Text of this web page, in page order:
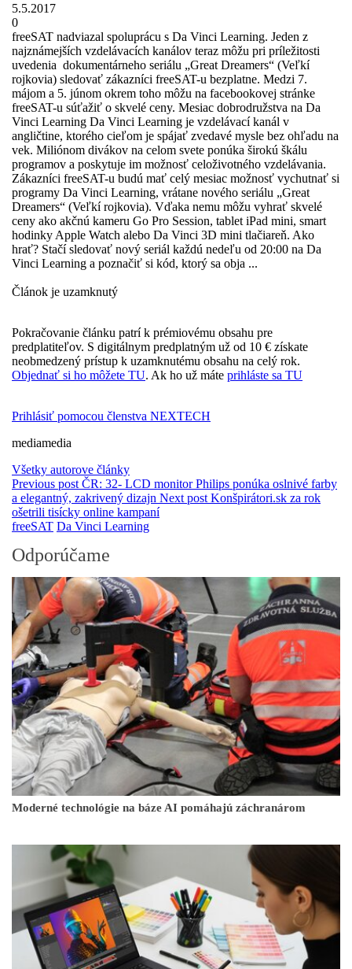
5.5.2017
0
freeSAT nadviazal spoluprácu s Da Vinci Learning. Jeden z
najznámejších vzdelávacích kanálov teraz môžu pri príležitosti
uvedenia dokumentárneho seriálu „Great Dreamers“ (Veľkí
rojkovia) sledovať zákazníci freeSAT-u bezplatne. Medzi 7.
májom a 5. júnom okrem toho môžu na facebookovej stránke
freeSAT-u súťažiť o skvelé ceny. Mesiac dobrodružstva na Da
Vinci Learning Da Vinci Learning je vzdelávací kanál v
angličtine, ktorého cieľom je spájať zvedavé mysle bez ohľadu na
vek. Miliónom divákov na celom svete ponúka širokú škálu
programov a poskytuje im možnosť celoživotného vzdelávania.
Zákazníci freeSAT-u budú mať celý mesiac možnosť vychutnať si
programy Da Vinci Learning, vrátane nového seriálu „Great
Dreamers“ (Veľkí rojkovia). Vďaka nemu môžu vyhrať skvelé
ceny ako akčnú kameru Go Pro Session, tablet iPad mini, smart
hodinky Apple Watch alebo Da Vinci 3D mini tlačiareň. Ako
hrať? Stačí sledovať nový seriál každú nedeľu od 20:00 na Da
Vinci Learning a poznačiť si kód, ktorý sa obja ...
Článok je uzamknutý
Pokračovanie článku patrí k prémiovému obsahu pre
predplatiteľov. S digitálnym predplatným už od 10 € získate
neobmedzený prístup k uzamknutému obsahu na celý rok.
Objednať si ho môžete TU. Ak ho už máte prihláste sa TU
Prihlásiť pomocou členstva NEXTECH
mediamedia
Všetky autorove články
Previous post ČR: 32- LCD monitor Philips ponúka oslnivé farby
a elegantný, zakrivený dizajn Next post Konšpirátori.sk za rok
ošetrili tisícky online kampaní
freeSAT Da Vinci Learning
Odporúčame
Moderné technológie na báze AI pomáhajú záchranárom